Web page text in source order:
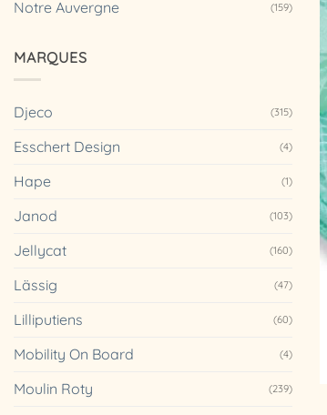
Notre Auvergne (159)
MARQUES
Djeco (315)
Esschert Design (4)
Hape (1)
Janod (103)
Jellycat (160)
Lässig (47)
Lilliputiens (60)
Mobility On Board (4)
Moulin Roty (239)